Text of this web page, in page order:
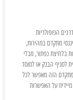
הפופולריות
מתקדם במהירות,
בלחיצת כפתור, מבלי
לסניף הבנק או למוסד
המתקדם הזה מאפשר לכל
על האפשרות